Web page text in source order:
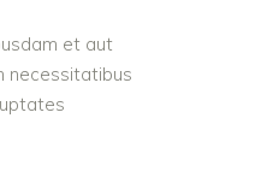
et aut
necessitatibus